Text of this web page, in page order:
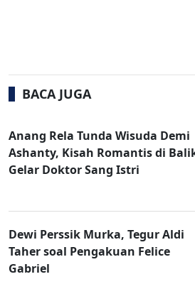
BACA JUGA
Anang Rela Tunda Wisuda Demi
Ashanty, Kisah Romantis di
Gelar Doktor Sang Istri
Dewi Perssik Murka, Tegur Aldi
Taher soal Pengakuan Felice
Gabriel